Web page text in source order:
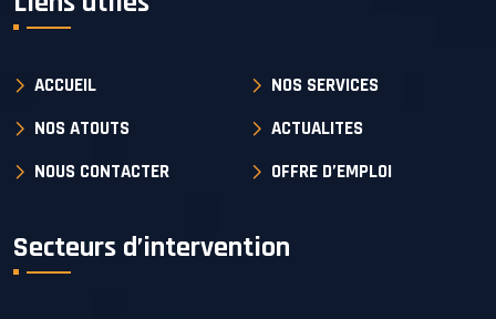
ACCUEIL
NOS SERVICES
NOS ATOUTS
ACTUALITES
NOUS CONTACTER
OFFRE D’EMPLOI
Secteurs d’intervention